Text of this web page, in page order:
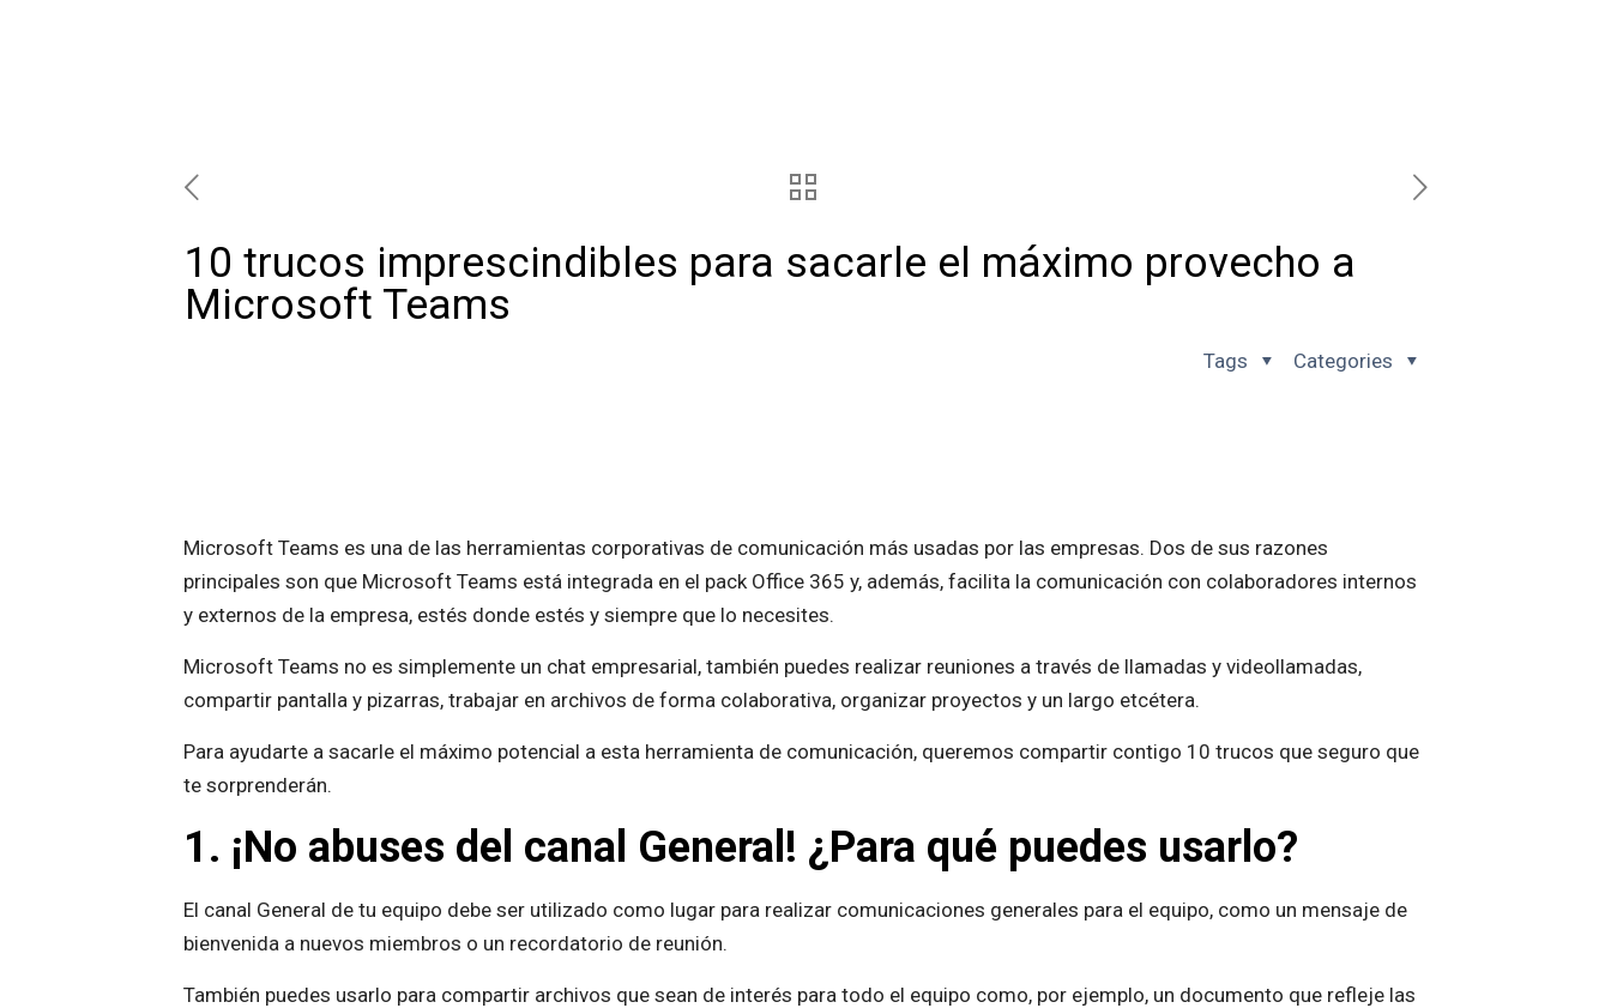
10 trucos imprescindibles para sacarle el máximo provecho a
Microsoft Teams
Categories
Tags
Microsoft Teams es una de las herramientas corporativas de comunicación más usadas por las empresas. Dos de sus razones
principales son que Microsoft Teams está integrada en el pack Office 365 y, además, facilita la comunicación con colaboradores internos
y externos de la empresa, estés donde estés y siempre que lo necesites.
Microsoft Teams no es simplemente un chat empresarial, también puedes realizar reuniones a través de llamadas y videollamadas,
compartir pantalla y pizarras, trabajar en archivos de forma colaborativa, organizar proyectos y un largo etcétera.
Para ayudarte a sacarle el máximo potencial a esta herramienta de comunicación, queremos compartir contigo 10 trucos que seguro que
te sorprenderán.
1. ¡No abuses del canal General! ¿Para qué puedes usarlo?
El canal General de tu equipo debe ser utilizado como lugar para realizar comunicaciones generales para el equipo, como un mensaje de
bienvenida a nuevos miembros o un recordatorio de reunión.
También puedes usarlo para compartir archivos que sean de interés para todo el equipo como, por ejemplo, un documento que refleje las